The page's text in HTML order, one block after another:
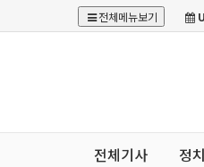
전체메뉴보기
전체기사 정치